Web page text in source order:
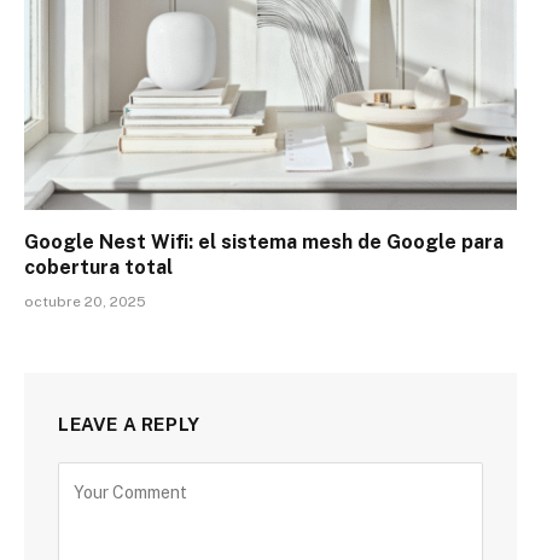
Google Nest Wifi: el sistema mesh de Google para
cobertura total
octubre 20, 2025
LEAVE A REPLY